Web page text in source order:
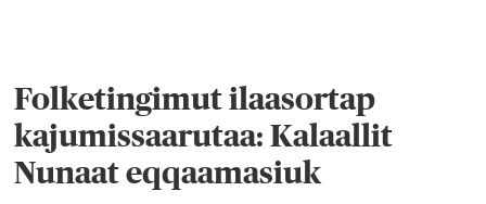
Folketingimut ilaasortap
kajumissaarutaa: Kalaallit
Nunaat eqqaamasiuk